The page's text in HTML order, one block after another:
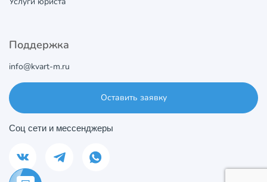
Поддержка
info@kvart-m.ru
Оставить заявку
Соц сети и мессенджеры